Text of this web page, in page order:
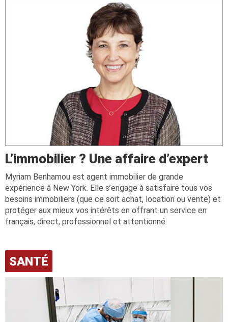
L’immobilier ? Une affaire d’expert
Myriam Benhamou est agent immobilier de grande
expérience à New York. Elle s’engage à satisfaire tous vos
besoins immobiliers (que ce soit achat, location ou vente) et
protéger aux mieux vos intérêts en offrant un service en
français, direct, professionnel et attentionné.
SANTÉ